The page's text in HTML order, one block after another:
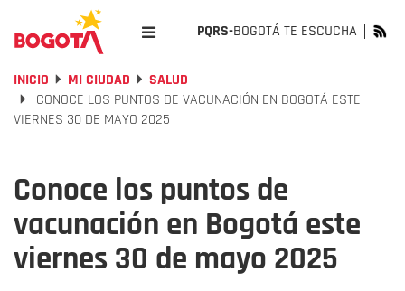
PQRS-BOGOTÁ TE ESCUCHA
INICIO MI CIUDAD
SALUD
CONOCE LOS PUNTOS DE VACUNACIÓN EN BOGOTÁ ESTE
VIERNES 30 DE MAYO 2025
Conoce los puntos de
vacunación en Bogotá este
viernes 30 de mayo 2025